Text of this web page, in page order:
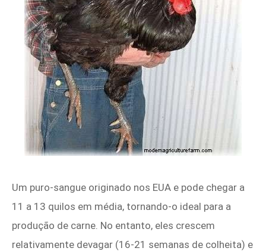
Um puro-sangue originado nos EUA e pode chegar a
11 a 13 quilos em média, tornando-o ideal para a
produção de carne. No entanto, eles crescem
relativamente devagar (16-21 semanas de colheita) e